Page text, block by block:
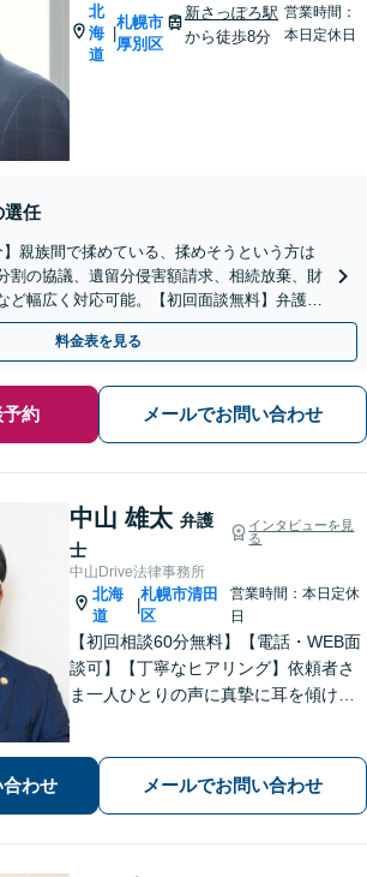
北
海
道
札幌市
厚別区
新さっぽろ駅
から徒歩8分
営業時間：
本日定休日
選任
】親族間で揉めている、揉めそうという方は
割の協議、遺留分侵害額請求、相続放棄、財
ど幅広く対応可能。【初回面談無料】弁護士
減！
料金表を見る
約 メールでお問い合わせ
中山 雄太 弁護
士
インタビューを見
る
中山Drive法律事務所
北海
道
|
札幌市清田
区
営業時間：本日定休
日
【初回相談60分無料】【電話・WEB面
談可】【丁寧なヒアリング】依頼者さ
ま一人ひとりの声に真摯に耳を傾け、
度弁護士にご相談ください。最善の解
決策を共に考えていきましょう。
わせ メールでお問い合わせ